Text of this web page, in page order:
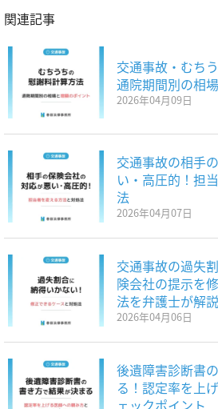
関連記事
交通事故・むち
通院期間別の相
2026年04月09日
交通事故の相手
い・高圧的！担
法
2026年04月07日
交通事故の過失
険会社の提示を
法を弁護士が解説
2026年04月06日
後遺障害診断書
る！認定率を上
ェックポイント